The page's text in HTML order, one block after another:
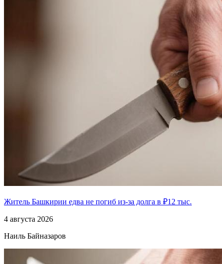
Житель Башкирии едва не погиб из-за долга в ₽12 тыс.
4 августа 2026
Наиль Байназаров